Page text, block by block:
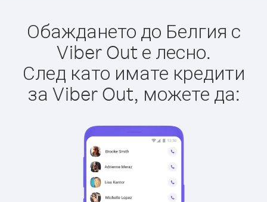
Обаждането до Белгия с
Viber Out е лесно.
След като имате кредити
за Viber Out, можете да: